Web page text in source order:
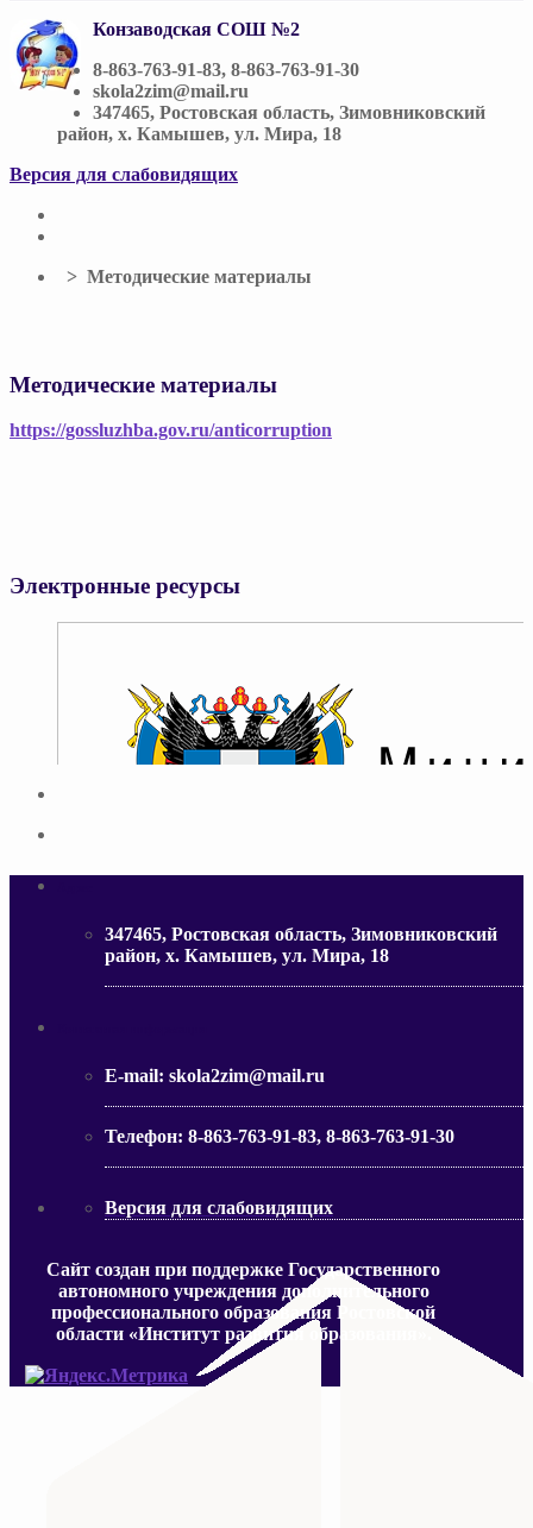
Конзаводская СОШ №2
8-863-763-91-83, 8-863-763-91-30
skola2zim@mail.ru
347465, Ростовская область, Зимовниковский
район, х. Камышев, ул. Мира, 18
Версия для слабовидящих
> Методические материалы
Методические материалы
https://gossluzhba.gov.ru/anticorruption
Электронные ресурсы
МИНИСТЕРСТВО ПРОСВЕЩЕНИЯ
347465, Ростовская область, Зимовниковский
район, х. Камышев, ул. Мира, 18
E-mail: skola2zim@mail.ru
Телефон: 8-863-763-91-83, 8-863-763-91-30
Версия для слабовидящих
Сайт создан при поддержке Государственного
автономного учреждения дополнительного
профессионального образования Ростовской
области «Институт развития образования».